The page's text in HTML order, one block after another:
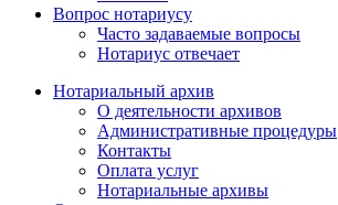
Вопрос нотариусу
Часто задаваемые вопросы
Нотариус отвечает
Нотариальный архив
О деятельности архивов
Административные процедуры
Контакты
Оплата услуг
Нотариальные архивы